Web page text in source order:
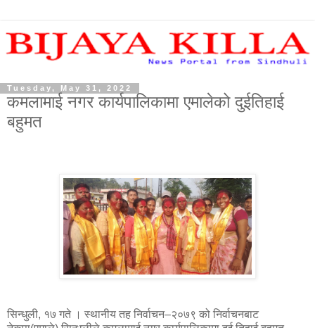
Tuesday, May 31, 2022
कमलामाई नगर कार्यपालिकामा एमालेको दुईतिहाई
बहुमत
सिन्धुली, १७ गते । स्थानीय तह निर्वाचन–२०७९ को निर्वाचनबाट